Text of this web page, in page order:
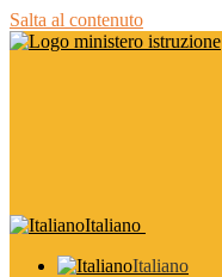
Salta al contenuto
Italiano
Italiano